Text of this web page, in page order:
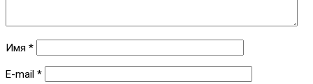
Имя *
E-mail *